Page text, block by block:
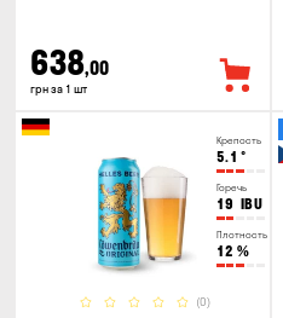
638,00
грн за 1 шт
Крепость
5.1 °
Горечь
19 IBU
Плотность
12 %
(0)